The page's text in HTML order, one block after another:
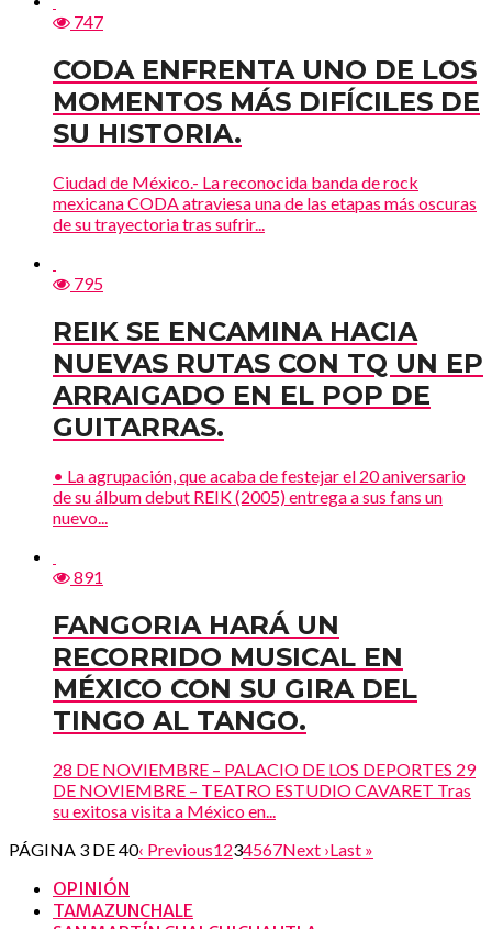
747
CODA ENFRENTA UNO DE LOS
MOMENTOS MÁS DIFÍCILES DE
SU HISTORIA.
Ciudad de México.- La reconocida banda de rock
mexicana CODA atraviesa una de las etapas más oscuras
de su trayectoria tras sufrir...
795
REIK SE ENCAMINA HACIA
NUEVAS RUTAS CON TQ UN EP
ARRAIGADO EN EL POP DE
GUITARRAS.
• La agrupación, que acaba de festejar el 20 aniversario
de su álbum debut REIK (2005) entrega a sus fans un
nuevo...
891
FANGORIA HARÁ UN
RECORRIDO MUSICAL EN
MÉXICO CON SU GIRA DEL
TINGO AL TANGO.
28 DE NOVIEMBRE – PALACIO DE LOS DEPORTES 29
DE NOVIEMBRE – TEATRO ESTUDIO CAVARET Tras
su exitosa visita a México en...
PÁGINA 3 DE 40‹ Previous1234567Next ›Last »
OPINIÓN
TAMAZUNCHALE